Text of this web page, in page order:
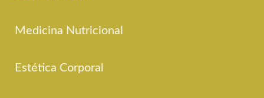
Medicina Nutricional
Estética Corporal